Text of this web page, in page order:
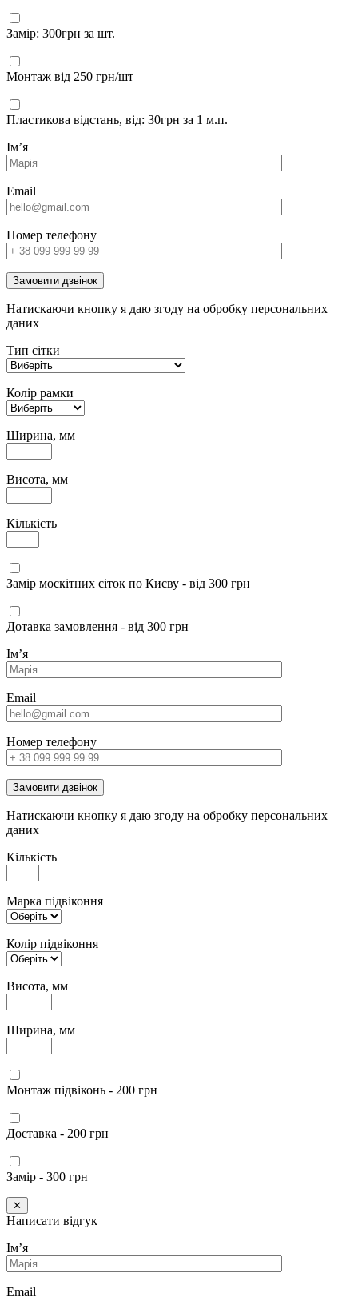
Замір: 300грн за шт.
Монтаж від 250 грн/шт
Пластикова відстань, від: 30грн за 1 м.п.
Імʼя
Email
Номер телефону
Замовити дзвінок
Натискаючи кнопку я даю згоду на обробку персональних
даних
Тип сітки
Колір рамки
Ширина, мм
Висота, мм
Кількість
Замір москітних сіток по Києву - від 300 грн
Дотавка замовлення - від 300 грн
Імʼя
Email
Номер телефону
Замовити дзвінок
Натискаючи кнопку я даю згоду на обробку персональних
даних
Кількість
Марка підвіконня
Колір підвіконня
Висота, мм
Ширина, мм
Монтаж підвіконь - 200 грн
Доставка - 200 грн
Замір - 300 грн
✕
Написати відгук
Імʼя
Email